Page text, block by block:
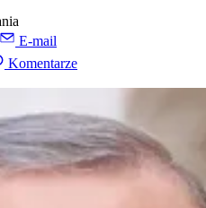
E-mail
Komentarze